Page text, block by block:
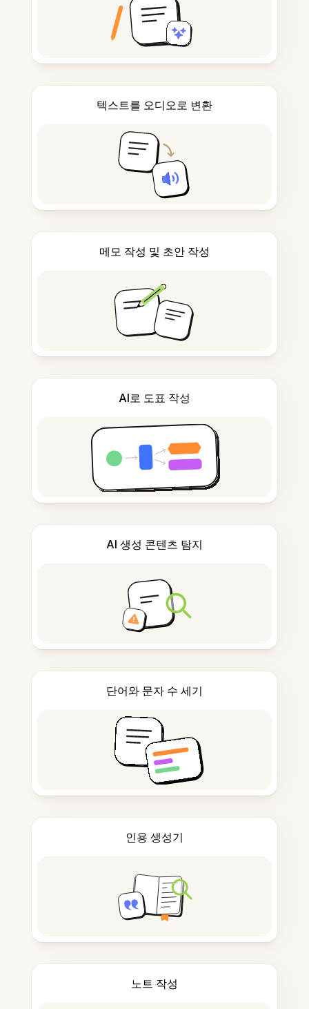
텍스트를 오디오로 변환
메모 작성 및 초안 작성
AI로 도표 작성
AI 생성 콘텐츠 탐지
단어와 문자 수 세기
인용 생성기
노트 작성